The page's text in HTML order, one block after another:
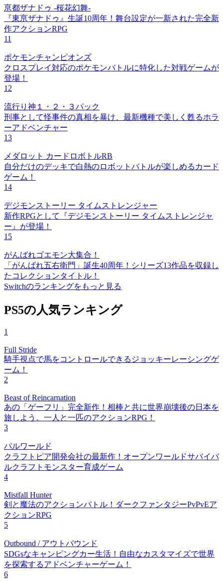
亰都ザナドゥ -桜花幻舞-
『東亰ザナドゥ』生誕10周年！舞台設定が一新された完全新
作アクションRPG
11
ポケモンチャンピオンズ
クロスプレイ対応のポケモンバトルに特化した対戦ゲームが
登場！
12
流行り神１・２・３パック
刑事として怪事件の真相を暴け、最新機種で美しく甦るホラ
ーアドベンチャー
13
メダロット カードロボトルRB
自分だけのデッキで白熱のロボットバトルが楽しめるカード
ゲーム！
14
デジモンストーリー タイムストレンジャー
新作RPGとして『デジモンストーリー タイムストレンジャ
ー』が登場！
15
がんばれゴエモン大集合！
「がんばれ五右衛門」誕生40周年！シリーズ13作品を収録し
たコレクションタイトル！
Switchのランキングをもっと見る
PS5の人気ランキング
1
Full Stride
騎手視点で馬をコントロールできるジョッキーレーシングゲ
ーム！
2
Beast of Reincarnation
あの「ゲーフリ」完全新作！相棒と共に世界崩壊後の日本を
旅しよう。一人と一匹のアクションRPG！
3
パルワールド
クラフトピア開発会社の最新作！オープンワールドサバイバ
ルクラフトモンスター育成ゲーム
4
Mistfall Hunter
剣と魔法のアクションバトル！ダークファンタジーPvPvEア
クションRPG
5
Outbound / アウトバウンド
SDGsなキャンピングカー生活！自由なカスタマイズで世界
を探索するアドベンチャーゲーム！
6